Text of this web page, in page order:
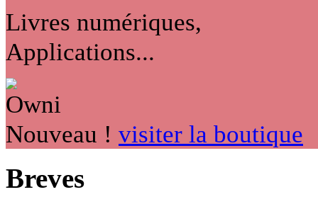
Livres numériques,
Applications...
Nouveau ! visiter la boutique
Breves